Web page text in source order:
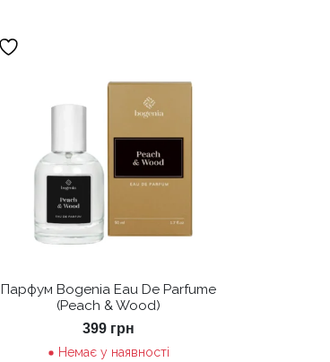
Парфум Bogenia Eau De Parfume
(Peach & Wood)
399 грн
Немає у наявності